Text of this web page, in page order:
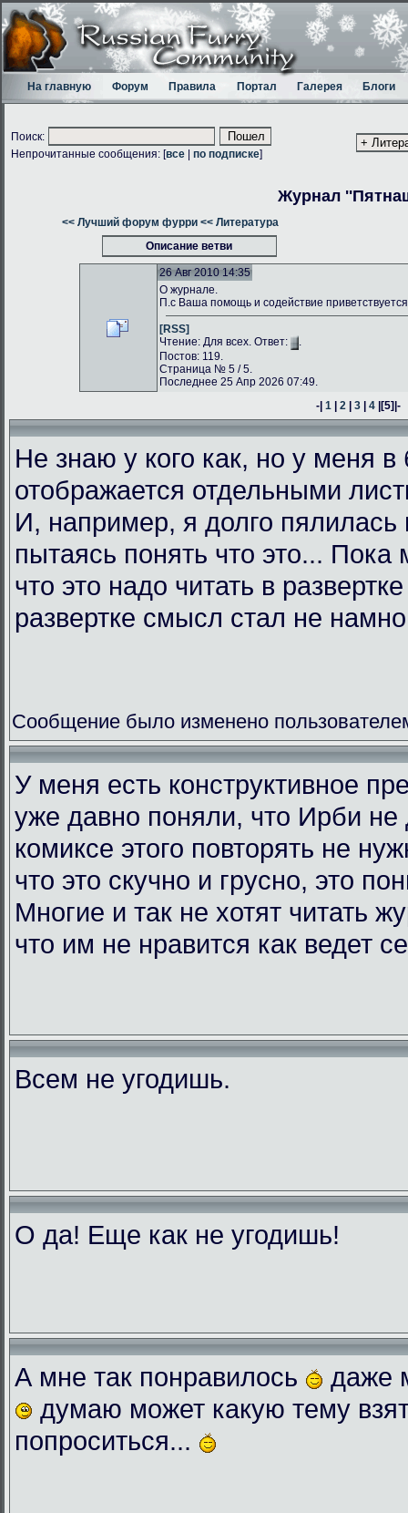
На главную Форум Правила Портал Галерея Блоги
Поиск:
Непрочитанные сообщения: [все по подписке]
Журнал
<< Лучший форум фурри << Литература
Описание ветви
26 Авг 2010 14:35
О журнале.
П.с Ваша помощь и содействие
[RSS]
Чтение: Для всех. Ответ:
.
Постов: 119.
Страница № 5 / 5.
Последнее 25 Апр 2026 07:49.
-|1 |2 |3 |4 |[5]|-
Не знаю у кого как, но у меня в
отображается отдельными
И, например, я долго пялилась
пытаясь понять что это... Пока
что это надо читать в
развертке смысл стал не
Сообщение было изменено
У меня есть конструктивное
уже давно поняли, что Ирби не
комиксе этого повторять не
что это скучно и грусно, это
Многие и так не хотят читать
что им не нравится как ведет
Всем не угодишь.
О да! Еще как не угодишь!
А мне так понравилось
даже
думаю может какую тему
попроситься...